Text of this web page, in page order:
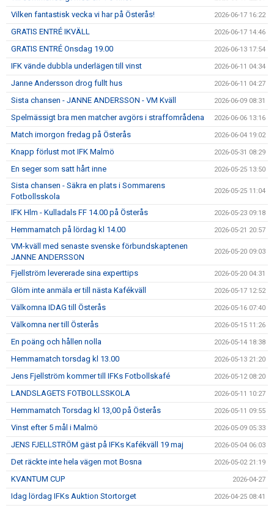
Vilken fantastisk vecka vi har på Österås! 2026-06-17 16:22
GRATIS ENTRÉ IKVÄLL 2026-06-17 14:46
GRATIS ENTRÉ Onsdag 19.00 2026-06-13 17:54
IFK vände dubbla underlägen till vinst 2026-06-11 04:34
Janne Andersson drog fullt hus 2026-06-11 04:27
Sista chansen - JANNE ANDERSSON - VM Kväll 2026-06-09 08:31
Spelmässigt bra men matcher avgörs i straffområdena 2026-06-06 13:16
Match imorgon fredag på Österås 2026-06-04 19:02
Knapp förlust mot IFK Malmö 2026-05-31 08:29
En seger som satt hårt inne 2026-05-25 13:50
Sista chansen - Säkra en plats i Sommarens
Fotbollsskola
2026-05-25 11:04
IFK Hlm - Kulladals FF 14.00 på Österås 2026-05-23 09:18
Hemmamatch på lördag kl 14.00 2026-05-21 20:57
VM-kväll med senaste svenske förbundskaptenen
JANNE ANDERSSON
2026-05-20 09:03
Fjellström levererade sina experttips 2026-05-20 04:31
Glöm inte anmäla er till nästa Kafékväll 2026-05-17 12:52
Välkomna IDAG till Österås 2026-05-16 07:40
Välkomna ner till Österås 2026-05-15 11:26
En poäng och hållen nolla 2026-05-14 18:38
Hemmamatch torsdag kl 13.00 2026-05-13 21:20
Jens Fjellström kommer till IFKs Fotbollskafé 2026-05-12 08:20
LANDSLAGETS FOTBOLLSSKOLA 2026-05-11 10:27
Hemmamatch Torsdag kl 13,00 på Österås 2026-05-11 09:55
Vinst efter 5 mål i Malmö 2026-05-09 05:33
JENS FJELLSTRÖM gäst på IFKs Kafékväll 19 maj 2026-05-04 06:03
Det räckte inte hela vägen mot Bosna 2026-05-02 21:19
KVANTUM CUP 2026-04-27
Idag lördag IFKs Auktion Stortorget 2026-04-25 08:41